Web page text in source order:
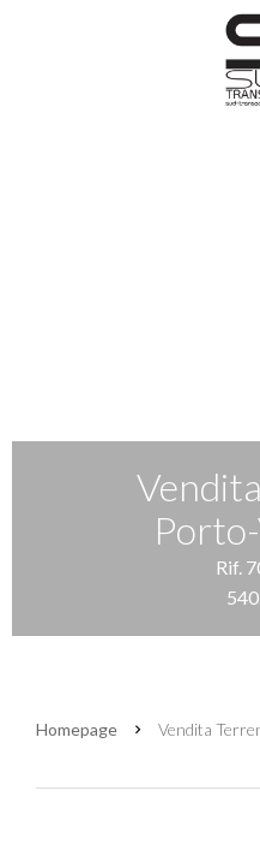
Rif.
Homepage Vendita